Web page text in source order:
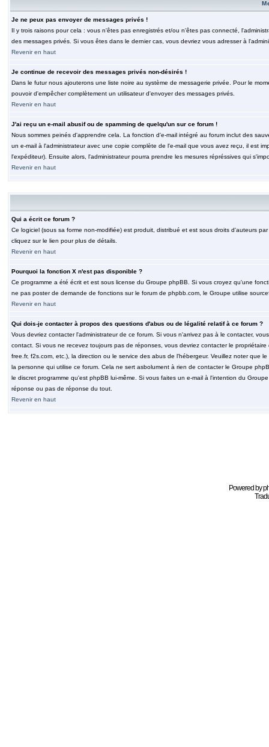
Je ne peux pas envoyer de messages privés !
Il y trois raisons pour cela : vous n'êtes pas enregistrés et/ou n'êtes pas connecté,
des messages privés. Si vous êtes dans le dernier cas, vous devriez vous adresser à
Revenir en haut
Je continue de recevoir des messages privés non-désirés !
Dans le futur nous ajouterons une liste noire au système de messagerie privée. Pour le
pouvoir d'empêcher complètement un utilisateur d'envoyer des messages privés.
Revenir en haut
J'ai reçu un e-mail abusif ou de spamming de quelqu'un sur ce forum !
Nous sommes peinés d'apprendre cela. La fonction d'e-mail intégré au forum inclut des
un e-mail à l'administrateur avec une copie complète de l'e-mail que vous avez reçu, il est
l'expéditeur). Ensuite alors, l'administrateur pourra prendre les mesures répréssives qui
Revenir en haut
Qui a écrit ce forum ?
Ce logiciel (sous sa forme non-modifiée) est produit, distribué et est sous droits d'auteurs
cliquez sur le lien pour plus de détails.
Revenir en haut
Pourquoi la fonction X n'est pas disponible ?
Ce programme a été écrit et est sous license du Groupe phpBB. Si vous croyez qu'une
ne pas poster de demande de fonctions sur le forum de phpbb.com, le Groupe utilise
Revenir en haut
Qui dois-je contacter à propos des questions d'abus ou de légalité relatif à ce forum ?
Vous devriez contacter l'administrateur de ce forum. Si vous n'arrivez pas à le contacter,
contact. Si vous ne recevez toujours pas de réponses, vous devriez contacter le
free.fr, f2s.com, etc.), la direction ou le service des abus de l'hébergeur. Veuillez noter
la personne qui utilise ce forum. Cela ne sert asbolument à rien de contacter le Groupe
le discret programme qu'est phpBB lui-même. Si vous faites un e-mail à l'intention du
réponse ou pas de réponse du tout.
Revenir en haut
Powered by